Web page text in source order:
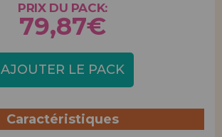
PRIX DU PACK:
79,87€
AJOUTER LE PACK
Caractéristiques